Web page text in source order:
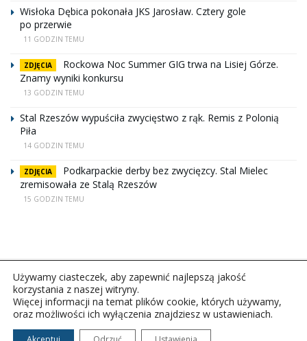
Wisłoka Dębica pokonała JKS Jarosław. Cztery gole
po przerwie
11 GODZIN TEMU
ZDJĘCIA
Rockowa Noc Summer GIG trwa na Lisiej Górze.
Znamy wyniki konkursu
13 GODZIN TEMU
Stal Rzeszów wypuściła zwycięstwo z rąk. Remis z Polonią
Piła
14 GODZIN TEMU
ZDJĘCIA
Podkarpackie derby bez zwycięzcy. Stal Mielec
zremisowała ze Stalą Rzeszów
15 GODZIN TEMU
Copyright © 2026Polskie Radio Rzeszów S.A. w likwidacj.
Wszelkie prawa zastrzeżone.
Używamy ciasteczek, aby zapewnić najlepszą jakość
korzystania z naszej witryny.
Więcej informacji na temat plików cookie, których używamy,
oraz możliwości ich wyłączenia znajdziesz w ustawieniach.